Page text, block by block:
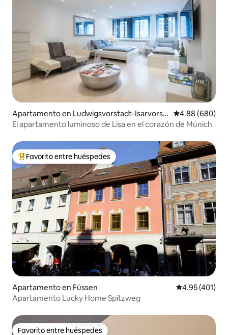
Apartamento en Ludwigsvorstadt-Isarvorst
adt
Calificación
4.88 (680)
El apartamento luminoso de Lisa en el corazón de Múnich
Favorito entre huéspedes preferido
Favorito entre huéspedes
Apartamento en Füssen Calificación
4.95 (401)
Apartamento Lucky Home Spitzweg
Favorito entre huéspedes